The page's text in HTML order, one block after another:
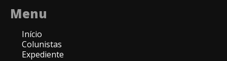
Menu
Início
Colunistas
Expediente